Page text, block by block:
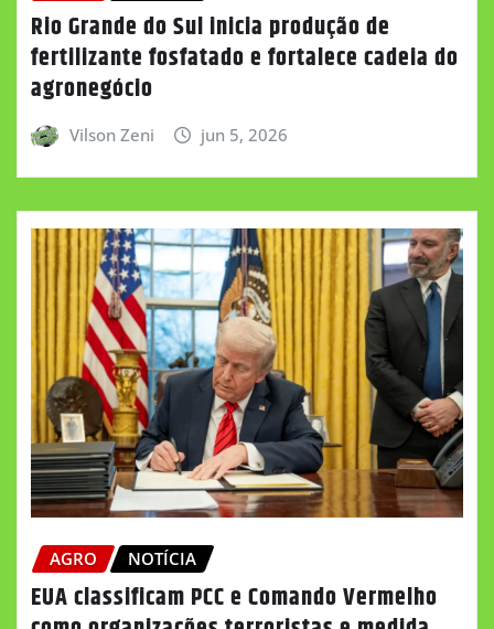
Rio Grande do Sul inicia produção de
fertilizante fosfatado e fortalece cadeia do
agronegócio
Vilson Zeni jun 5, 2026
AGRO NOTÍCIA
EUA classificam PCC e Comando Vermelho